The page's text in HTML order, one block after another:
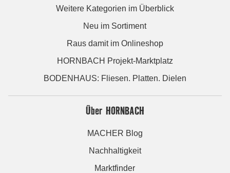
Weitere Kategorien im Überblick
Neu im Sortiment
Raus damit im Onlineshop
HORNBACH Projekt-Marktplatz
BODENHAUS: Fliesen. Platten. Dielen
Über HORNBACH
MACHER Blog
Nachhaltigkeit
Marktfinder